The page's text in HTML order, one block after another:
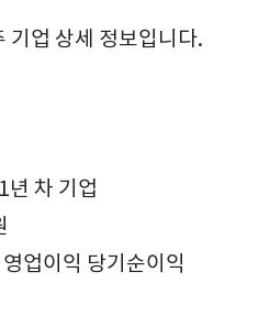
기업 상세 정보입니다.
차 기업
업이익 당기순이익